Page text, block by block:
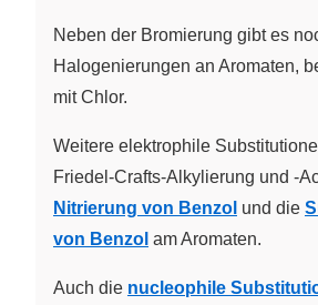
Neben der Bromierung gibt es
Halogenierungen an Aromaten,
mit Chlor.
Weitere elektrophile
Friedel-Crafts-Alkylierung und -
Nitrierung von Benzol und die
von Benzol am Aromaten.
Auch die nucleophile